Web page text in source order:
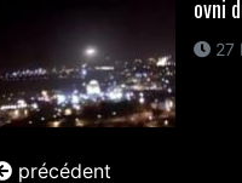
ovni
27
précédent